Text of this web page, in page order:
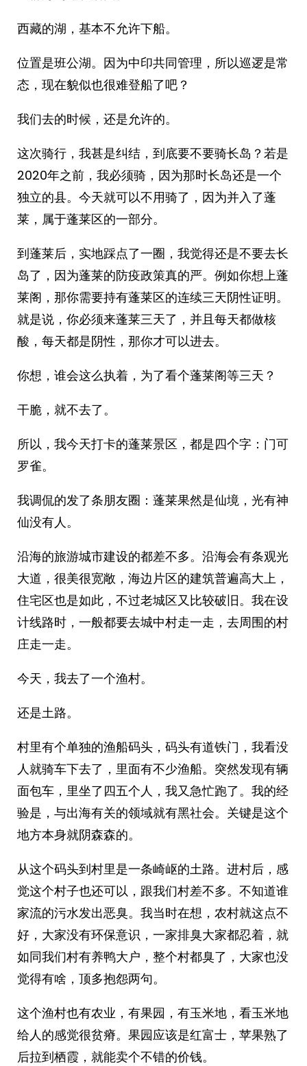
西藏的湖，基本不允许下船。
位置是班公湖。因为中印共同管理，所以巡逻是常
态，现在貌似也很难登船了吧？
我们去的时候，还是允许的。
这次骑行，我甚是纠结，到底要不要骑长岛？若是
2020年之前，我必须骑，因为那时长岛还是一个
独立的县。今天就可以不用骑了，因为并入了蓬
莱，属于蓬莱区的一部分。
到蓬莱后，实地踩点了一圈，我觉得还是不要去长
岛了，因为蓬莱的防疫政策真的严。例如你想上蓬
莱阁，那你需要持有蓬莱区的连续三天阴性证明。
就是说，你必须来蓬莱三天了，并且每天都做核
酸，每天都是阴性，那你才可以进去。
你想，谁会这么执着，为了看个蓬莱阁等三天？
干脆，就不去了。
所以，我今天打卡的蓬莱景区，都是四个字：门可
罗雀。
我调侃的发了条朋友圈：蓬莱果然是仙境，光有神
仙没有人。
沿海的旅游城市建设的都差不多。沿海会有条观光
大道，很美很宽敞，海边片区的建筑普遍高大上，
住宅区也是如此，不过老城区又比较破旧。我在设
计线路时，一般都要去城中村走一走，去周围的村
庄走一走。
今天，我去了一个渔村。
还是土路。
村里有个单独的渔船码头，码头有道铁门，我看没
人就骑车下去了，里面有不少渔船。突然发现有辆
面包车，里坐了四五个人，我又急忙跑了。我的经
验是，与出海有关的领域就有黑社会。关键是这个
地方本身就阴森森的。
从这个码头到村里是一条崎岖的土路。进村后，感
觉这个村子也还可以，跟我们村差不多。不知道谁
家流的污水发出恶臭。我当时在想，农村就这点不
好，大家没有环保意识，一家排臭大家都忍着，就
如同我们村有养鸭大户，整个村都臭了，大家也没
觉得有啥，顶多抱怨两句。
这个渔村也有农业，有果园，有玉米地，看玉米地
给人的感觉很贫瘠。果园应该是红富士，苹果熟了
后拉到栖霞，就能卖个不错的价钱。